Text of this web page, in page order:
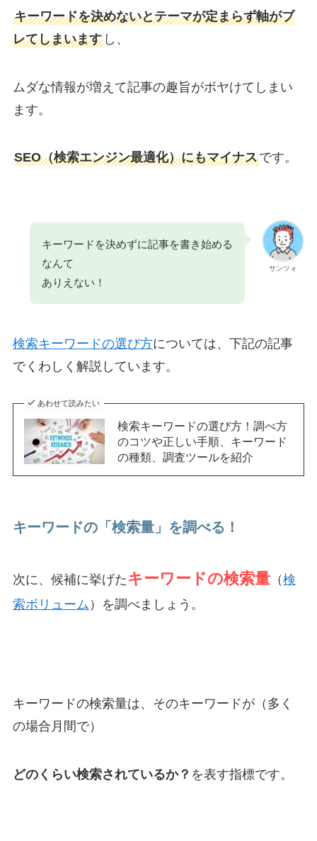
キーワードを決めないとテーマが定まらず軸がブ
レてしまいますし、
ムダな情報が増えて記事の趣旨がボヤけてしまい
ます。
SEO（検索エンジン最適化）にもマイナスです。
サンツォ
キーワードを決めずに記事を書き始める
なんて
ありえない！
検索キーワードの選び方については、下記の記事
でくわしく解説しています。
あわせて読みたい
検索キーワードの選び方！調べ方
のコツや正しい手順、キーワード
の種類、調査ツールを紹介
キーワードの「検索量」を調べる！
次に、候補に挙げた キーワードの検索量（検
索ボリューム ）を調べましょう。
キーワードの検索量は、そのキーワードが（多く
の場合月間で）
どのくらい検索されているか？ を表す指標です。